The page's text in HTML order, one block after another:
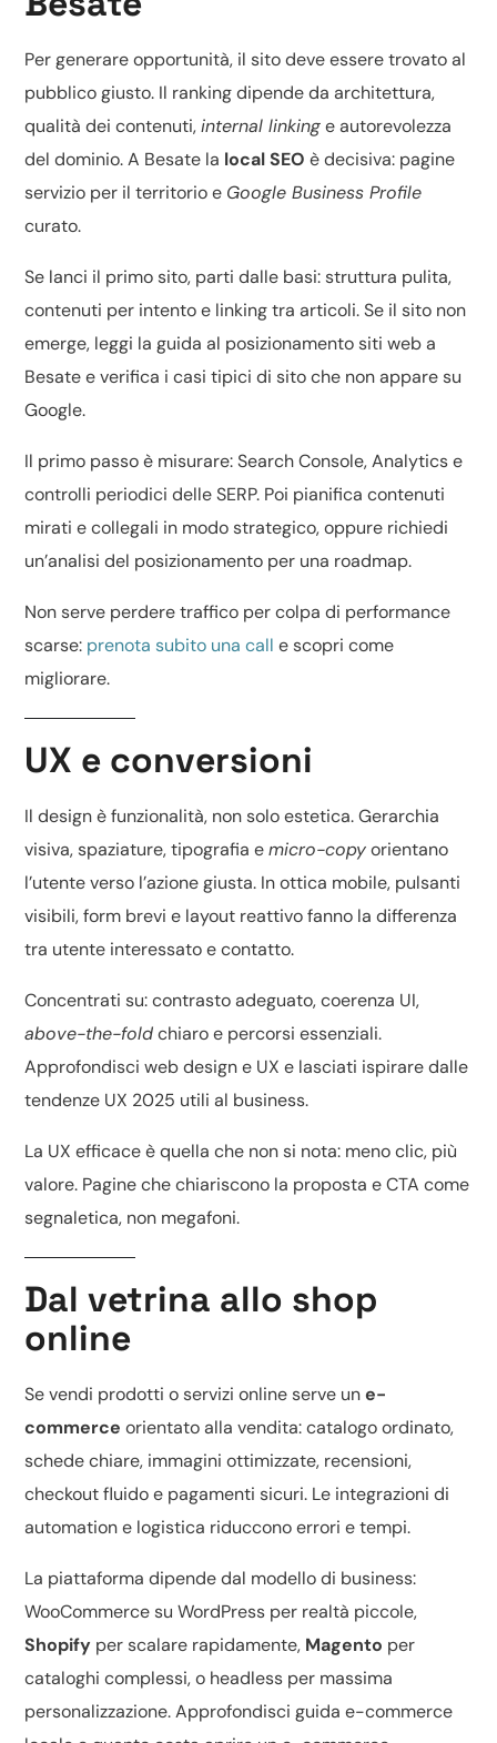
Per generare opportunità, il sito deve essere trovato al
pubblico giusto. Il ranking dipende da architettura,
qualità dei contenuti,internal linkinge autorevolezza
del dominio. A Besate la local SEO è decisiva: pagine
servizio per il territorio e Google Business Profile
curato.
Se lanci il primo sito, parti dalle basi: struttura pulita,
contenuti per intento e linking tra articoli. Se il sito non
emerge, leggi la guida al posizionamento siti web a
Besatee verifica i casi tipici disito che non appare su
Google.
Il primo passo è misurare: Search Console, Analytics e
controlli periodici delle SERP. Poi pianifica contenuti
mirati e collegali in modo strategico, oppure richiedi
un’analisi del posizionamento per una roadmap.
Non serve perdere traffico per colpa di performance
scarse: prenota subito una call e scopri come
migliorare.
UX e conversioni
Il design è funzionalità, non solo estetica. Gerarchia
visiva, spaziature, tipografia emicro-copyorientano
l’utente verso l’azione giusta. In ottica mobile, pulsanti
visibili, form brevi e layout reattivo fanno la differenza
tra utente interessato e contatto.
Concentrati su: contrasto adeguato, coerenza UI,
above-the-foldchiaro e percorsi essenziali.
Approfondisciweb design e UX e lasciati ispirare dalle
tendenze UX 2025 utili al business.
La UX efficace è quella che non si nota: meno clic, più
valore. Pagine che chiariscono la proposta e CTA come
segnaletica, non megafoni.
Dal vetrina allo shop
online
Se vendi prodotti o servizi online serve une-
commerce orientato alla vendita: catalogo ordinato,
schede chiare, immagini ottimizzate, recensioni,
checkout fluido e pagamenti sicuri. Le integrazioni di
automation e logistica riduccono errori e tempi.
La piattaforma dipende dal modello di business:
WooCommerce su WordPress per realtà piccole,
Shopify per scalare rapidamente, Magento per
cataloghi complessi, o headless per massima
personalizzazione. Approfondisciguida e-commerce